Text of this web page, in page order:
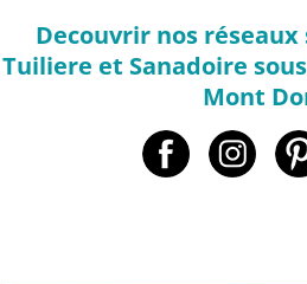
Decouvrir nos réseaux
Tuiliere et Sanadoire
Mont